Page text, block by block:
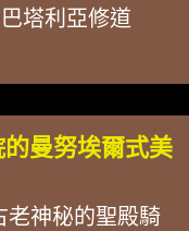
塔利亞修道
曼努埃爾式美
老神秘的聖殿騎